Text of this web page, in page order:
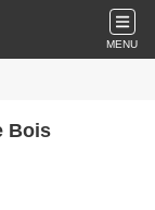
MENU
Bois